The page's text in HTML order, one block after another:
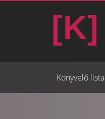
Könyvelő lista